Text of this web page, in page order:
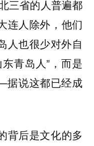
三省的人普遍都
连人除外，他们
人也很少对外自
青岛人”，而是
据说这都已经成
背后是文化的多